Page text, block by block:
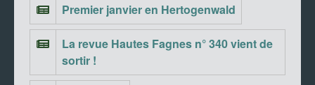
Premier janvier en Hertogenwald
La revue Hautes Fagnes n° 340 vient de
sortir !